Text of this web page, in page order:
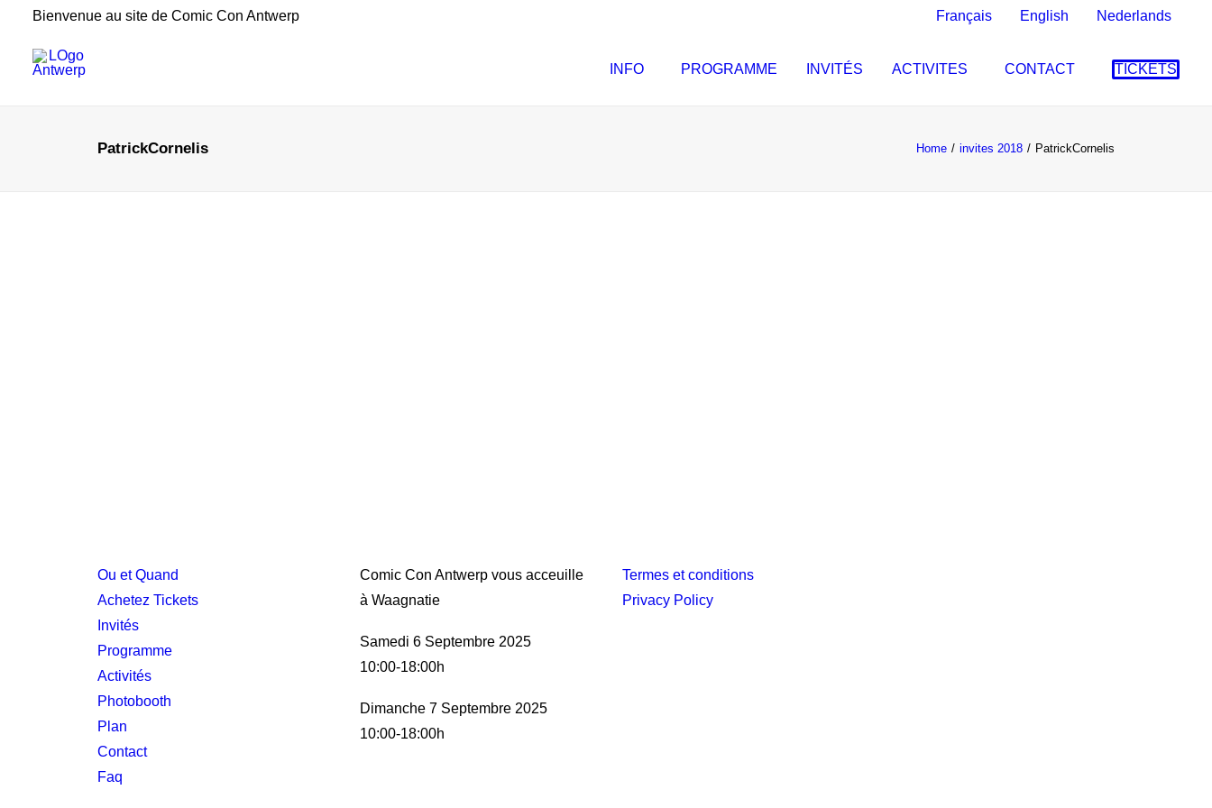
Bienvenue au site de Comic Con Antwerp Français English Nederlands
INFO PROGRAMME INVITÉS ACTIVITES CONTACT TICKETS
PatrickCornelis Home invites 2018 PatrickCornelis
Ou et Quand
Achetez Tickets
Invités
Programme
Activités
Photobooth
Plan
Contact
Faq
Comic Con Antwerp vous acceuille
à Waagnatie
Samedi 6 Septembre 2025
10:00-18:00h
Dimanche 7 Septembre 2025
10:00-18:00h
Termes et conditions
Privacy Policy